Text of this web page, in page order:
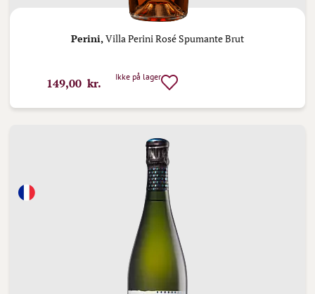
Perini, Villa Perini Rosé Spumante Brut
149,00 kr. Ikke på lager